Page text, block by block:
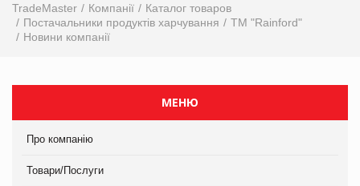
TradeMaster Компанії
Каталог товаров
Постачальники продуктів харчування
ТМ "Rainford"
Новини компанії
МЕНЮ
Про компанію
Товари/Послуги